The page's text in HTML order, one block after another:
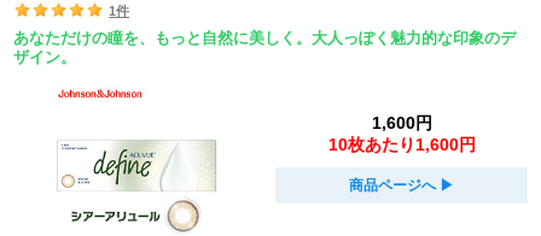
1件
あなただけの瞳を、もっと自然に美しく。大人っぽく魅力的な印象のデ
ザイン。
1,600円
10枚あたり1,600円
商品ページへ ▶︎